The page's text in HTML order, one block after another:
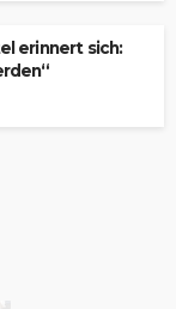
erinnert sich: